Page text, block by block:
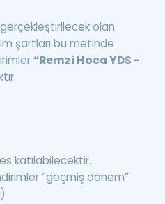
olan
şartları bu metinde
“Remzi Hoca YDS -
katılabilecektir.
“geçmiş dönem”